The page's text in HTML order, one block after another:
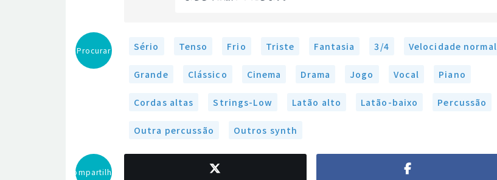
Procurar Sério Tenso Frio Triste Fantasia 3/4 Velocidade normal
Grande Clássico Cinema Drama Jogo Vocal Piano
Cordas altas Strings-Low Latão alto Latão-baixo Percussão
Outra percussão Outros synth
Compartilhar